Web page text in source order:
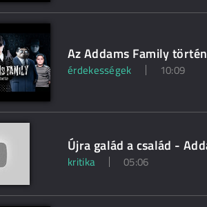
Az Addams Family
érdekességek 10:09
Újra galád a család -
kritika 05:06